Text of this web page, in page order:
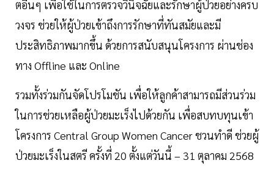
ตอื่นๆ เพื่อใช้ในการตรวจวินิจฉัยและรักษาผู้ป่วยอย่างครบ
วงจร ช่วยให้ผู้ป่วยเข้าถึงการรักษาที่ทันสมัยและมี
ประสิทธิภาพมากขึ้น ด้วยการสนับสนุนโครงการ ผ่านช่อง
ทาง Offline และ Online
รวมทั้งร่วมกันจัดโปรโมชัน เพื่อให้ลูกค้าสามารถมีส่วนร่วม
ในการช่วยเหลือผู้ป่วยมะเร็งไปด้วยกัน เพื่อสบทบทุนเข้า
โครงการ Central Group Women Cancer ชวนทำดี ช่วยผู้
ป่วยมะเร็งในสตรี ครั้งที่ 20 ตั้งแต่วันนี้ – 31 ตุลาคม 2568